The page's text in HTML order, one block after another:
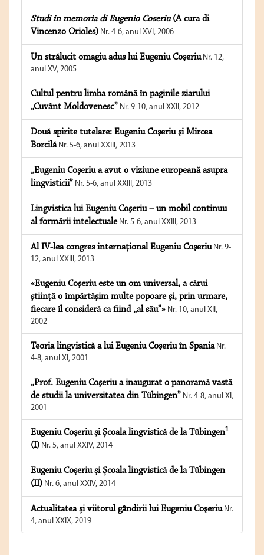
Studi in memoria di Eugenio Coseriu(A cura di
Vincenzo Orioles) Nr. 4-6, anul XVI, 2006
Un strălucit omagiu adus lui Eugeniu CoşeriuNr. 12,
anul XV, 2005
Cultul pentru limba română în paginile ziarului
„Cuvânt Moldovenesc” Nr. 9-10, anul XXII, 2012
Două spirite tutelare: Eugeniu Coşeriu şi Mircea
BorcilăNr. 5-6, anul XXIII, 2013
„Eugeniu Coşeriu a avut o viziune europeană asupra
lingvisticii” Nr. 5-6, anul XXIII, 2013
Lingvistica lui Eugeniu Coşeriu – un mobil continuu
al formării intelectualeNr. 5-6, anul XXIII, 2013
Al IV-lea congres internaţional Eugeniu CoşeriuNr. 9-
12, anul XXIII, 2013
«Eugeniu Coşeriu este un om universal, a cărui
ştiinţă o împărtăşim multe popoare şi, prin urmare,
fiecare îl consideră ca fiind „al său”» Nr. 10, anul XII,
2002
Teoria lingvistică a lui Eugeniu Coşeriu în SpaniaNr.
4-8, anul XI, 2001
„Prof. Eugeniu Coşeriu a inaugurat o panoramă vastă
de studii la universitatea din Tübingen” Nr. 4-8, anul XI,
2001
Eugeniu Coșeriu și Școala lingvistică de la Tübingen1
(I) Nr. 5, anul XXIV, 2014
Eugeniu Coșeriu și Școala lingvistică de la Tübingen
(II) Nr. 6, anul XXIV, 2014
Actualitatea și viitorul gândirii lui Eugeniu CoşeriuNr.
4, anul XXIX, 2019